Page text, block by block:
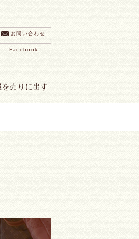
を売りに出す
お問い合わせ
Facebook